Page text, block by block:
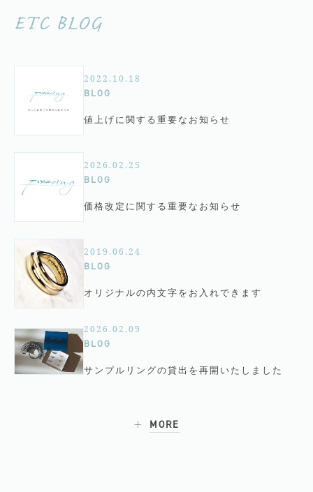
ETC BLOG
2022.10.18
BLOG
値上げに関する重要なお知らせ
2026.02.25
BLOG
価格改定に関する重要なお知らせ
2019.06.24
BLOG
オリジナルの内文字をお入れできます
2026.02.09
BLOG
サンプルリングの貸出を再開いたしました
MORE